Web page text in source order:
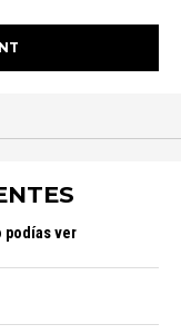
podías ver